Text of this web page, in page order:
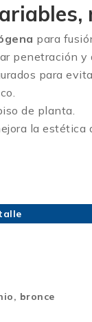
para
penetración y
para
de planta.
la estética
bronce